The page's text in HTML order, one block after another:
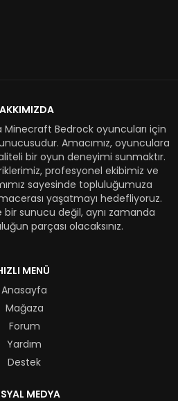
Minecraft Bedrock oyuncuları için
Amacımız, oyunculara
bir oyun deneyimi sunmaktır.
profesyonel ekibimiz ve
sayesinde topluluğumuza
yaşatmayı hedefliyoruz.
sunucu değil, aynı zamanda
parçası olacaksınız.
MENÜ
Anasayfa
Mağaza
Forum
Yardım
Destek
MEDYA